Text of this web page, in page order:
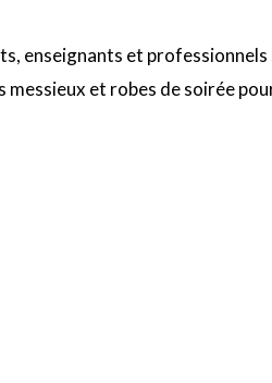
enseignants et
et robes de soirée